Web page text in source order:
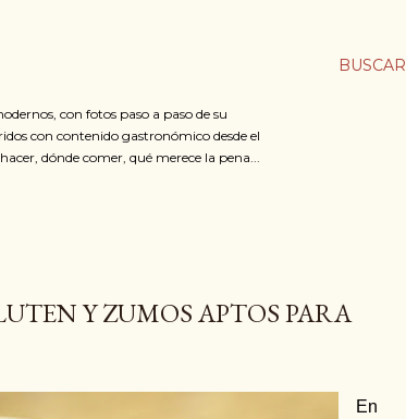
BUSCAR
con fotos paso a paso de su
con contenido gastronómico desde el
dónde comer, qué merece la pena...
Y ZUMOS APTOS PARA
En